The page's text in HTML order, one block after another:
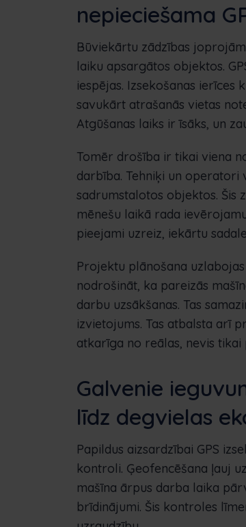
nepieciešama
Būviekārtu zādzības
laiku apsargātos objektos.
iespējas. Izsekošanas ierīces
savukārt atrašanās vietas
Atgūšanas laiks ir īsāks, un
Tomēr drošība ir tikai viena
darbība. Tehniķi un
sadrumstalotos objektos. Šis
mēnešu laikā rada
pieejami uzreiz, iekārtu
Projektu plānošana
nodrošināt, ka pareizās
darbu uzsākšanas. Tas
izvietojums. Tas atbalsta arī
atkarīga no reālas, nevis
Galvenie
līdz degvielas
Papildus aizsardzībai GPS
kontroli. Ģeofencēšana ļauj
mašīna ārpus darba laika
brīdinājumi. Šis kontroles